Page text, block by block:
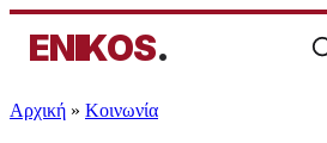
ENIKOS.
Αρχική » Κοινωνία